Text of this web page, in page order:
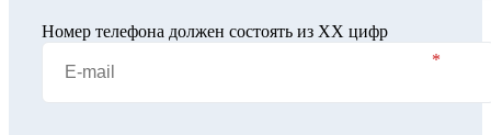
Номер телефона должен состоять из XX цифр